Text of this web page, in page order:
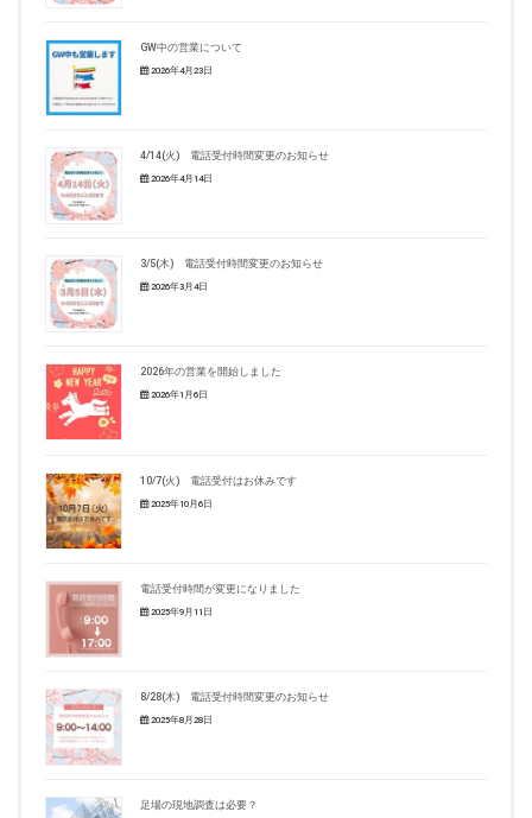
GW中の営業について
2026年4月23日
4/14(火) 電話受付時間変更のお知らせ
2026年4月14日
3/5(木) 電話受付時間変更のお知らせ
2026年3月4日
2026年の営業を開始しました
2026年1月6日
10/7(火) 電話受付はお休みです
2025年10月6日
電話受付時間が変更になりました
2025年9月11日
8/28(木) 電話受付時間変更のお知らせ
2025年8月28日
足場の現地調査は必要？